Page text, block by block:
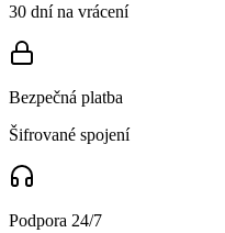
30 dní na vrácení
Bezpečná platba
Šifrované spojení
Podpora 24/7